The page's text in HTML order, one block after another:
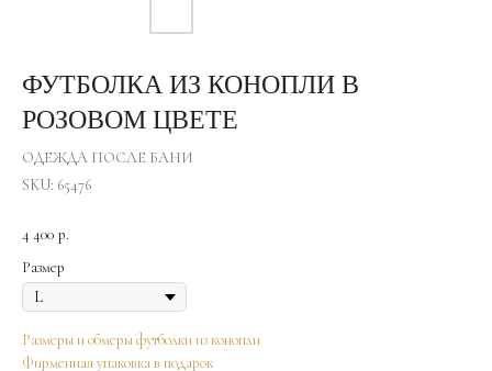
ФУТБОЛКА ИЗ КОНОПЛИ В
РОЗОВОМ ЦВЕТЕ
ОДЕЖДА ПОСЛЕ БАНИ
SKU: 65476
4 400 р.
Размер
Размеры и обмеры футболки из конопли
Фирменная упаковка в подарок